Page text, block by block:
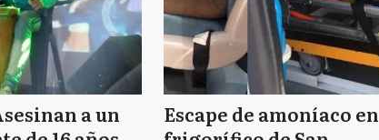
a un
Escape de amoníaco en